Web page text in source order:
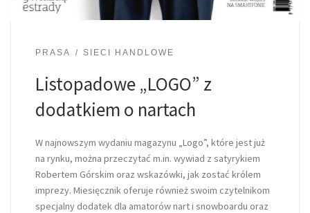
PRASA SIECI HANDLOWE
Listopadowe „LOGO” z
dodatkiem o nartach
W najnowszym wydaniu magazynu „Logo”, które jest już
na rynku, można przeczytać m.in. wywiad z satyrykiem
Robertem Górskim oraz wskazówki, jak zostać królem
imprezy. Miesięcznik oferuje również swoim czytelnikom
specjalny dodatek dla amatorów nart i snowboardu oraz